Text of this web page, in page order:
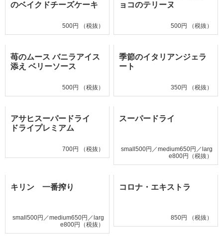
のベイクドチーズケーキ
500円 （税抜）
ョコのテリーヌ
500円 （税抜）
苺のムース バニラアイス
添え ベリーソース
500円 （税抜）
季節のイタリアンジェラ
ート
350円 （税抜）
アサヒスーパードライ
ドライプレミアム
700円 （税抜）
スーパードライ
small500円／medium650円／larg
e800円（税抜）
キリン 一番搾り
small500円／medium650円／larg
e800円（税抜）
コロナ・エキストラ
850円 （税抜）